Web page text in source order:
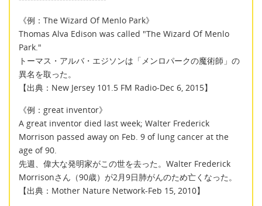
《例：The Wizard Of Menlo Park》
Thomas Alva Edison was called "The Wizard Of Menlo
Park."
トーマス・アルバ・エジソンは「メンロパークの魔術師」の
異名を取った。
【出典：New Jersey 101.5 FM Radio-Dec 6, 2015】
《例：great inventor》
A great inventor died last week; Walter Frederick
Morrison passed away on Feb. 9 of lung cancer at the
age of 90.
先週、偉大な発明家がこの世を去った。Walter Frederick
Morrisonさん（90歳）が2月9日肺がんのため亡くなった。
【出典：Mother Nature Network-Feb 15, 2010】